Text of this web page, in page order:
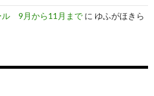
ル 9月から11月まで に ゆふがほきら